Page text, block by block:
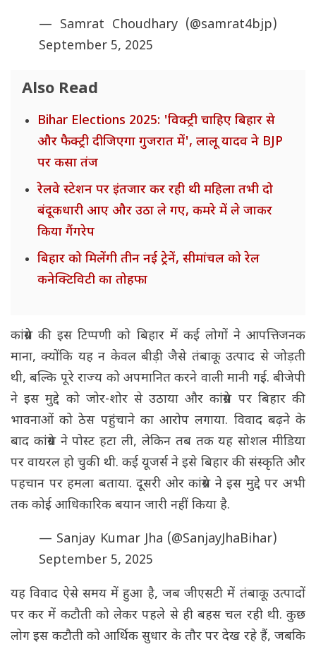
— Samrat Choudhary (@samrat4bjp)
September 5, 2025
Also Read
Bihar Elections 2025: 'विक्ट्री चाहिए बिहार से
और फैक्ट्री दीजिएगा गुजरात में', लालू यादव ने BJP
पर कसा तंज
रेलवे स्टेशन पर इंतजार कर रही थी महिला तभी दो
बंदूकधारी आए और उठा ले गए, कमरे में ले जाकर
किया गैंगरेप
बिहार को मिलेंगी तीन नई ट्रेनें, सीमांचल को रेल
कनेक्टिविटी का तोहफा
कांग्रेस की इस टिप्पणी को बिहार में कई लोगों ने आपत्तिजनक
माना, क्योंकि यह न केवल बीड़ी जैसे तंबाकू उत्पाद से जोड़ती
थी, बल्कि पूरे राज्य को अपमानित करने वाली मानी गई. बीजेपी
ने इस मुद्दे को जोर-शोर से उठाया और कांग्रेस पर बिहार की
भावनाओं को ठेस पहुंचाने का आरोप लगाया. विवाद बढ़ने के
बाद कांग्रेस ने पोस्ट हटा ली, लेकिन तब तक यह सोशल मीडिया
पर वायरल हो चुकी थी. कई यूजर्स ने इसे बिहार की संस्कृति और
पहचान पर हमला बताया. दूसरी ओर कांग्रेस ने इस मुद्दे पर अभी
तक कोई आधिकारिक बयान जारी नहीं किया है.
— Sanjay Kumar Jha (@SanjayJhaBihar)
September 5, 2025
यह विवाद ऐसे समय में हुआ है, जब जीएसटी में तंबाकू उत्पादों
पर कर में कटौती को लेकर पहले से ही बहस चल रही थी. कुछ
लोग इस कटौती को आर्थिक सुधार के तौर पर देख रहे हैं, जबकि